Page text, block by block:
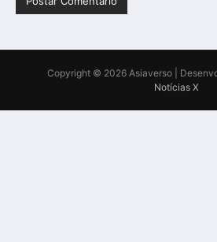
Copyright © 2026 Asiaverso |
Notícias X